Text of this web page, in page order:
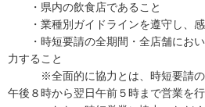
・県内の飲食店であること
・業種別ガイドラインを遵守し、感
・時短要請の全期間・全店舗におい
力すること
※全面的に協力とは、時短要請の全
午後８時から翌日午前５時まで営業を行